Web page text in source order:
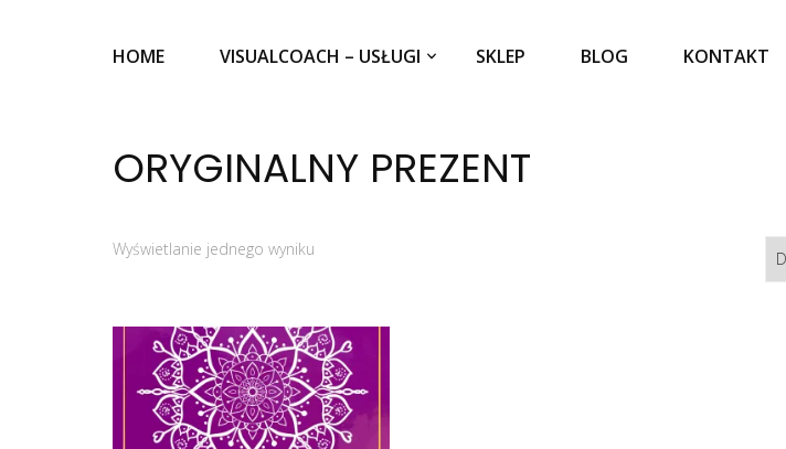
HOME VISUALCOACH – USŁUGI SKLEP BLOG KONTAKT
ORYGINALNY PREZENT
Wyświetlanie jednego wyniku